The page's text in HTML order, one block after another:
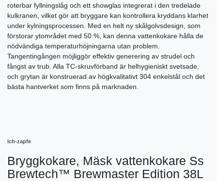
roterbar fyllningslåg och ett showglas integrerat i den tredelade
kulkranen, vilket gör att bryggare kan kontrollera kryddans klarhet
under kylningsprocessen. Med en helt ny skålgolvsdesign, som
förstorar ytområdet med 50 %, kan denna vattenkokare hålla de
nödvändiga temperaturhöjningarna utan problem.
Tangentingången möjliggör effektiv generering av strudel och
fångst av trub. Alla TC-skruvförband är helhygieniskt svetsade,
och grytan är konstruerad av högkvalitativt 304 enkelstål och det
bästa hantverket som finns på marknaden.
Ich-zapfe
Bryggkokare, Mäsk vattenkokare Ss
Brewtech™ Brewmaster Edition 38L